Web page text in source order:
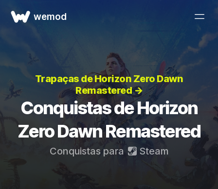
wemod
Trapaças de Horizon Zero Dawn
Remastered →
Conquistas de Horizon
Zero Dawn Remastered
Conquistas para Steam